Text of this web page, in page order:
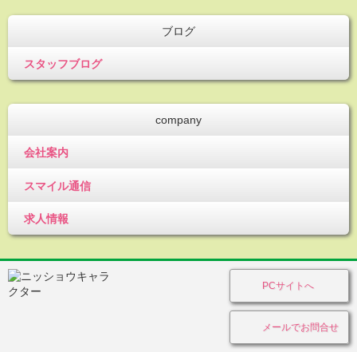
ブログ
スタッフブログ
company
会社案内
スマイル通信
求人情報
PCサイトへ
メールでお問合せ